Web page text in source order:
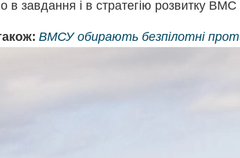
в завдання і в стратегію розвитку ВМС
ВМСУ обирають безпілотні